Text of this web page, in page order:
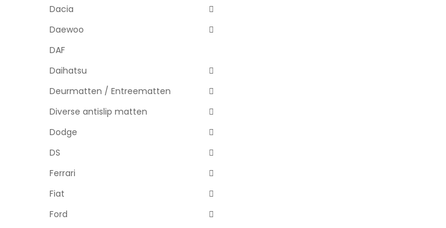
Dacia
Daewoo
DAF
Daihatsu
Deurmatten / Entreematten
Diverse antislip matten
Dodge
DS
Ferrari
Fiat
Ford